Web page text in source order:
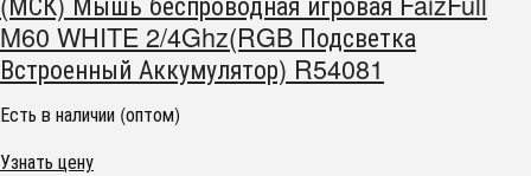
M60 WHITE 2/4Ghz(RGB Подсветка
Встроенный Аккумулятор) R54081
Есть в наличии (оптом)
Узнать цену